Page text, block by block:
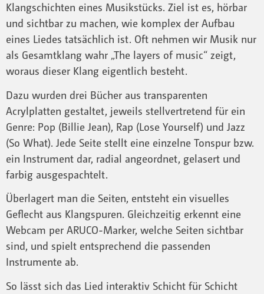
Klangschichten eines Musikstücks. Ziel ist es, hörbar
und sichtbar zu machen, wie komplex der Aufbau
eines Liedes tatsächlich ist. Oft nehmen wir Musik nur
als Gesamtklang wahr „The layers of music“ zeigt,
woraus dieser Klang eigentlich besteht.
Dazu wurden drei Bücher aus transparenten
Acrylplatten gestaltet, jeweils stellvertretend für ein
Genre: Pop (Billie Jean), Rap (Lose Yourself) und Jazz
(So What). Jede Seite stellt eine einzelne Tonspur bzw.
ein Instrument dar, radial angeordnet, gelasert und
farbig ausgespachtelt.
Überlagert man die Seiten, entsteht ein visuelles
Geflecht aus Klangspuren. Gleichzeitig erkennt eine
Webcam per ARUCO-Marker, welche Seiten sichtbar
sind, und spielt entsprechend die passenden
Instrumente ab.
So lässt sich das Lied interaktiv Schicht für Schicht